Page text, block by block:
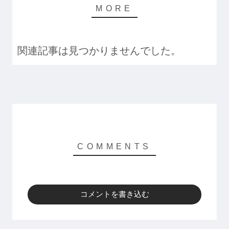
関連記事は見つかりませんでした。
コメントを書き込む